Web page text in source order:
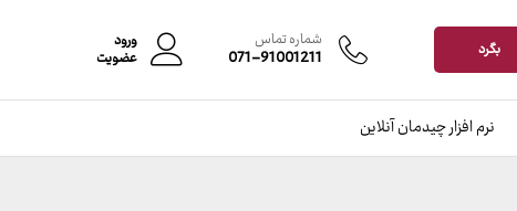
بگرد شماره تماس
071-91001211
ورود
عضویت
نرم افزار چیدمان آنلاین